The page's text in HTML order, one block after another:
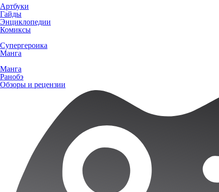
Артбуки
Гайды
Энциклопедии
Комиксы
Супергероика
Манга
Манга
Ранобэ
Обзоры и рецензии